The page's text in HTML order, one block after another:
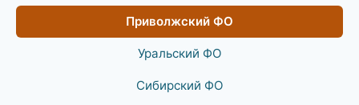
Приволжский ФО
Уральский ФО
Сибирский ФО